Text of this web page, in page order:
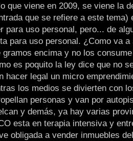
que viene en 2009, se viene la
que se refiere a este tema)
para uso personal, pero... de
para uso personal. ¿Como va a
gramos encima y no los
es poquito la ley dice que no
hacer legal un micro
los medios se divierten con
personas y van por
y demás, ya hay varias
esta en terapia intensiva y
obligada a vender inmuebles